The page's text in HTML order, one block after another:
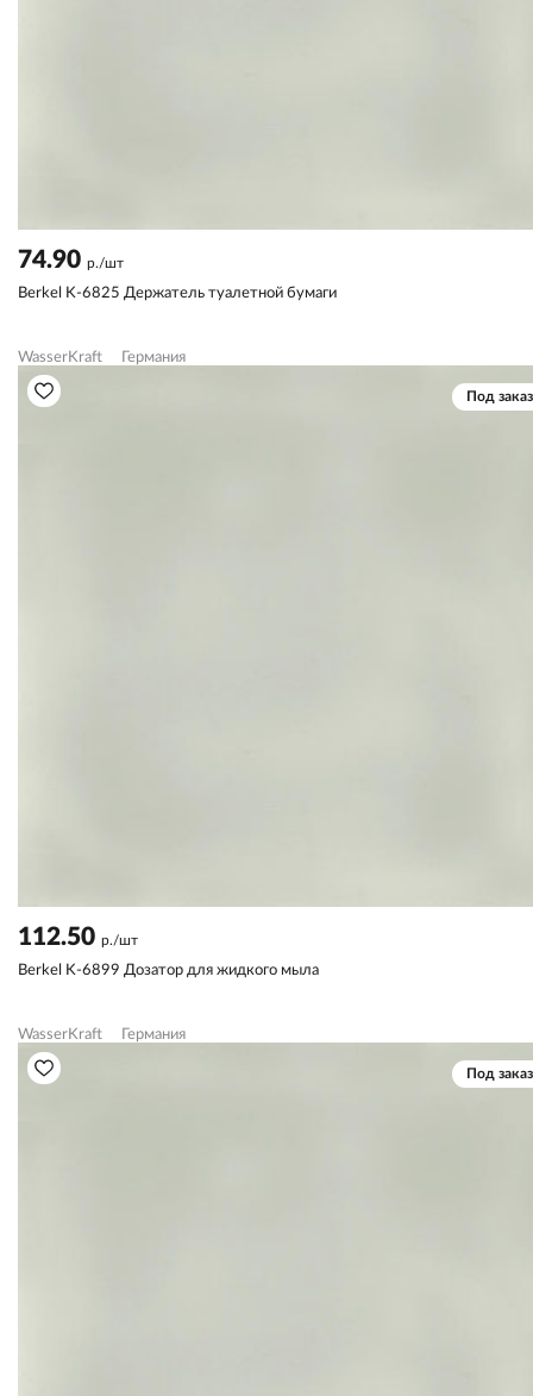
74.90 р./шт
Berkel K-6825 Держатель туалетной бумаги
WasserKraft Германия
Под заказ
112.50 р./шт
Berkel K-6899 Дозатор для жидкого мыла
WasserKraft Германия
Под заказ